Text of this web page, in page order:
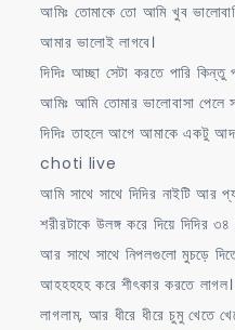
আমিঃ তোমাকে তো আমি খুব
আমার ভালোই লাগবে।
দিদিঃ আচ্ছা সেটা করতে পারি কিন্তু
আমিঃ আমি তোমার ভালোবাসা পেলে
দিদিঃ তাহলে আগে আমাকে একটু
choti live
আমি সাথে সাথে দিদির নাইটি আর
শরীরটাকে উলঙ্গ করে দিয়ে দিদির
আর সাথে সাথে নিপলগুলো মুচড়ে
আহহহহহ করে শীৎকার করতে লাগল।
লাগলাম, আর ধীরে ধীরে চুমু খেতে